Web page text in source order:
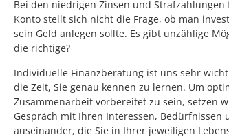
Bei den niedrigen Zinsen und Strafzahlungen
Konto stellt sich nicht die Frage, ob man
sein Geld anlegen sollte. Es gibt unzählige
die richtige?
Individuelle Finanzberatung ist uns sehr
die Zeit, Sie genau kennen zu lernen. Um
Zusammenarbeit vorbereitet zu sein, setzen
Gespräch mit Ihren Interessen, Bedürfnissen
auseinander, die Sie in Ihrer jeweiligen